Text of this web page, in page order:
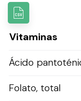
Vitaminas
Ácido
Folato, total